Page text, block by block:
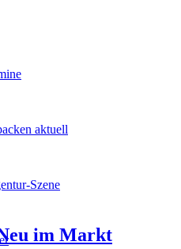
aktuell
Szene
im Markt